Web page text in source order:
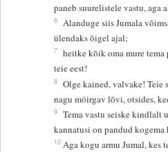
paneb suurelistele vastu, aga
6 Alanduge siis Jumala
ülendaks õigel ajal;
7 heitke kõik oma mure tema
teie eest!
8 Olge kained, valvake! Teie
nagu möirgav lõvi, otsides,
9 Tema vastu seiske kindlalt
kannatusi on pandud
10 Aga kogu armu Jumal, kes